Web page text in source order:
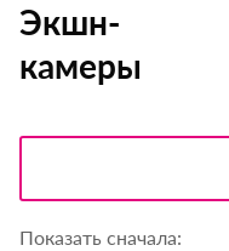
Экшн-
камеры
Показать сначала: